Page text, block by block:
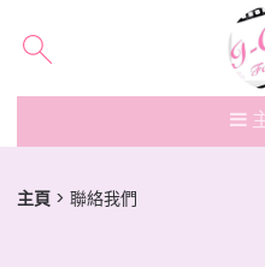
主頁 聯絡我們